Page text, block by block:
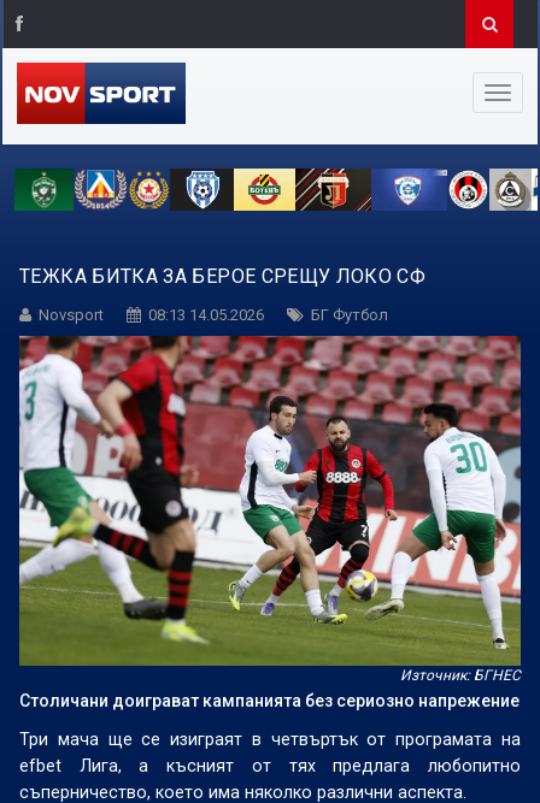
ТЕЖКА БИТКА ЗА БЕРОЕ СРЕЩУ ЛОКО СФ
Novsport 08:13 14.05.2026 БГ Футбол
Източник: БГНЕС
Столичани доиграват кампанията без сериозно напрежение
Три мача ще се изиграят в четвъртък от програмата на
efbet Лига, а късният от тях предлага любопитно
съперничество, което има няколко различни аспекта.